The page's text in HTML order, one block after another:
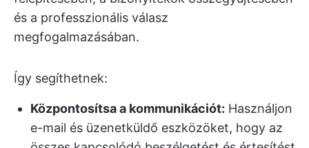
és a professzionális válasz
megfogalmazásában.
Így segíthetnek:
Központosítsa a kommunikációt: Használjon
e-mail és üzenetküldő eszközöket, hogy az